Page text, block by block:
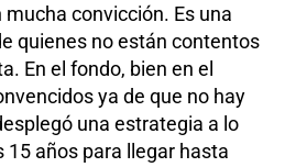
mucha convicción. Es una
quienes no están contentos
En el fondo, bien en el
ya de que no hay
una estrategia a lo
15 años para llegar hasta